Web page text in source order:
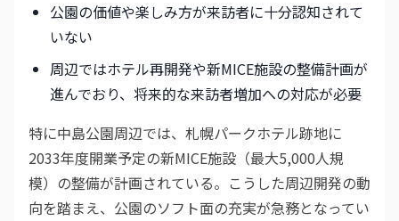
公園の価値や楽しみ方が来訪者に十分認知されて
いない
周辺ではホテル再開発や新MICE施設の整備計画が
進んでおり、将来的な来訪者増加への対応が必要
特に中島公園周辺では、札幌パークホテル跡地に
2033年度開業予定の新MICE施設（最大5,000人規
模）の整備が計画されている。こうした周辺開発の動
向を踏まえ、公園のソフト面の充実が急務となってい